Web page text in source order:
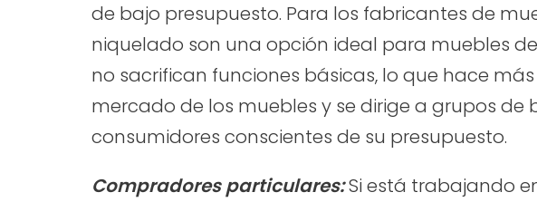
de bajo presupuesto. Para los fabricantes de
niquelado son una opción ideal para muebles
no sacrifican funciones básicas, lo que hace
mercado de los muebles y se dirige a grupos
consumidores conscientes de su presupuesto.
Compradores particulares:Si está trabajando